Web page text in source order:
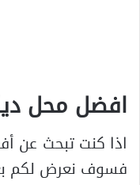
افضل محل
اذا كنت تبحث عن
فسوف نعرض لكم